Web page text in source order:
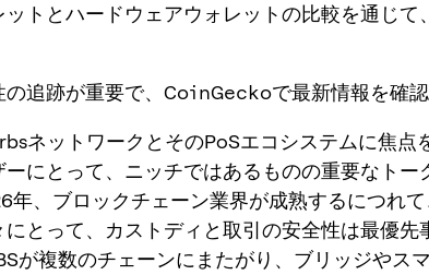
トとハードウェアウォレットの比較を通じて
追跡が重要で、CoinGeckoで最新情報を確認
ネットワークとそのPoSエコシステムに焦点
にとって、ニッチではあるものの重要なトー
年、ブロックチェーン業界が成熟するにつれて
とって、カストディと取引の安全性は最優先
が複数のチェーンにまたがり、ブリッジやス